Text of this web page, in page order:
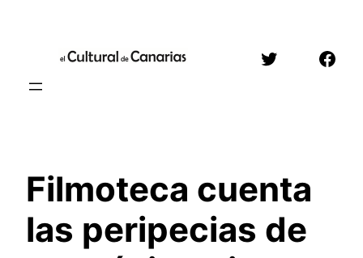
contenido
Twitter
Filmoteca cuenta
las peripecias de